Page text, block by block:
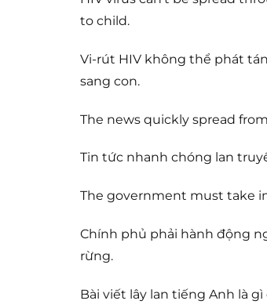
to child.
Vi-rút HIV không thể phát
sang con.
The news quickly spread
Tin tức nhanh chóng lan
The government must take
Chính phủ phải hành động
rừng.
Bài viết lây lan tiếng Anh là